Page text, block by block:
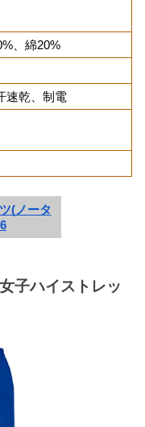
、綿20%
速乾、制電
(ノータ
子ハイストレッ